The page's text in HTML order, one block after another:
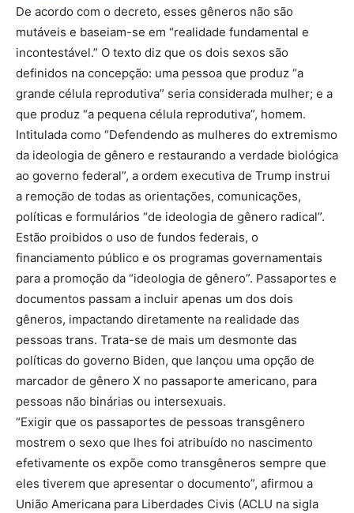
De acordo com o decreto, esses gêneros não são
mutáveis e baseiam-se em “realidade fundamental e
incontestável.” O texto diz que os dois sexos são
definidos na concepção: uma pessoa que produz “a
grande célula reprodutiva” seria considerada mulher; e a
que produz “a pequena célula reprodutiva”, homem.
Intitulada como “Defendendo as mulheres do extremismo
da ideologia de gênero e restaurando a verdade biológica
ao governo federal”, a ordem executiva de Trump instrui
a remoção de todas as orientações, comunicações,
políticas e formulários “de ideologia de gênero radical”.
Estão proibidos o uso de fundos federais, o
financiamento público e os programas governamentais
para a promoção da “ideologia de gênero”. Passaportes e
documentos passam a incluir apenas um dos dois
gêneros, impactando diretamente na realidade das
pessoas trans. Trata-se de mais um desmonte das
políticas do governo Biden, que lançou uma opção de
marcador de gênero X no passaporte americano, para
pessoas não binárias ou intersexuais.
“Exigir que os passaportes de pessoas transgênero
mostrem o sexo que lhes foi atribuído no nascimento
efetivamente os expõe como transgêneros sempre que
eles tiverem que apresentar o documento”, afirmou a
União Americana para Liberdades Civis (ACLU na sigla